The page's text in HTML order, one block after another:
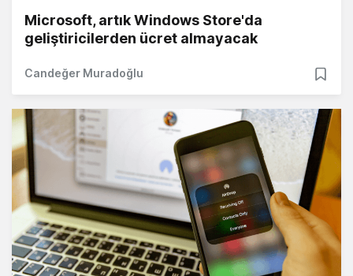
Microsoft, artık Windows Store'da
geliştiricilerden ücret almayacak
Candeğer Muradoğlu